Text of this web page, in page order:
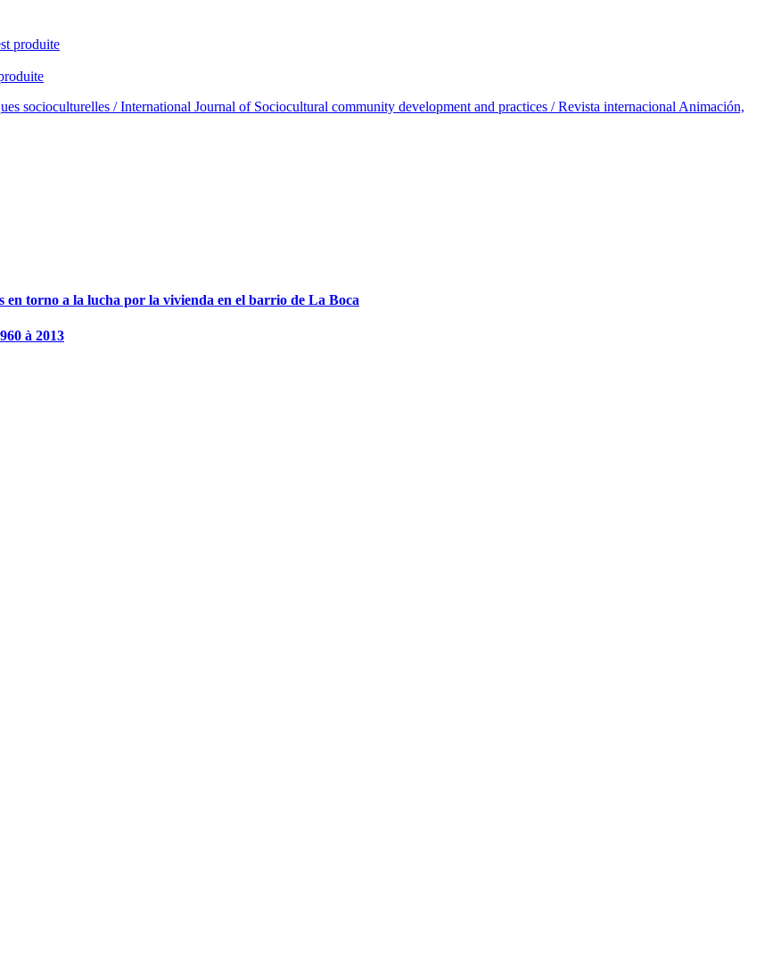
produite
socioculturelles / International Journal of Sociocultural community development and practices / Revista internacional Animación,
en torno a la lucha por la vivienda en el barrio de La Boca
à 2013